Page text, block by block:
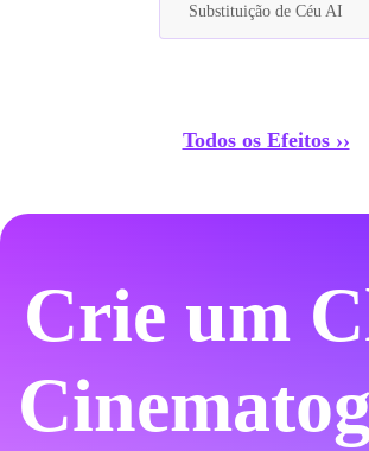
Substituição de Céu AI
Todos os Efeitos ››
Crie um